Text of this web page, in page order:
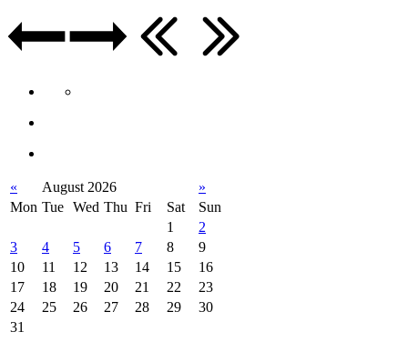
« August 2026
»
Mon Tue Wed Thu Fri Sat
Sun
1
2
3
4 5 6 7 8
9
10
11 12 13 14 15
16
17
18 19 20 21 22
23
24
25 26 27 28 29
30
31